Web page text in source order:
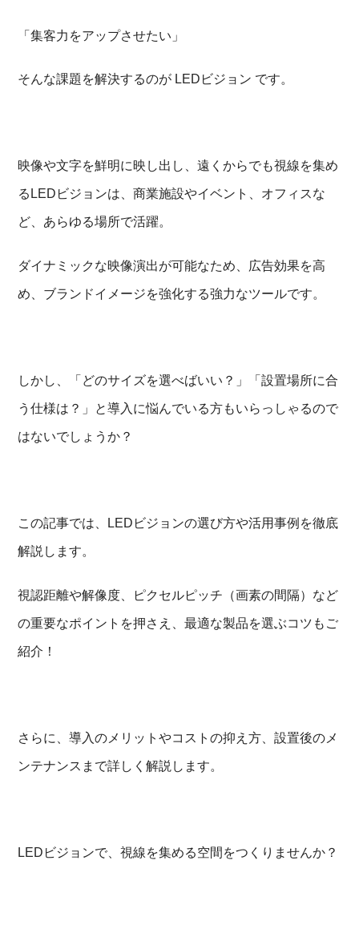
「集客力をアップさせたい」
そんな課題を解決するのが LEDビジョン です。
映像や文字を鮮明に映し出し、遠くからでも視線を集め
るLEDビジョンは、商業施設やイベント、オフィスな
ど、あらゆる場所で活躍。
ダイナミックな映像演出が可能なため、広告効果を高
め、ブランドイメージを強化する強力なツールです。
しかし、「どのサイズを選べばいい？」「設置場所に合
う仕様は？」と導入に悩んでいる方もいらっしゃるので
はないでしょうか？
この記事では、LEDビジョンの選び方や活用事例を徹底
解説します。
視認距離や解像度、ピクセルピッチ（画素の間隔）など
の重要なポイントを押さえ、最適な製品を選ぶコツもご
紹介！
さらに、導入のメリットやコストの抑え方、設置後のメ
ンテナンスまで詳しく解説します。
LEDビジョンで、視線を集める空間をつくりませんか？